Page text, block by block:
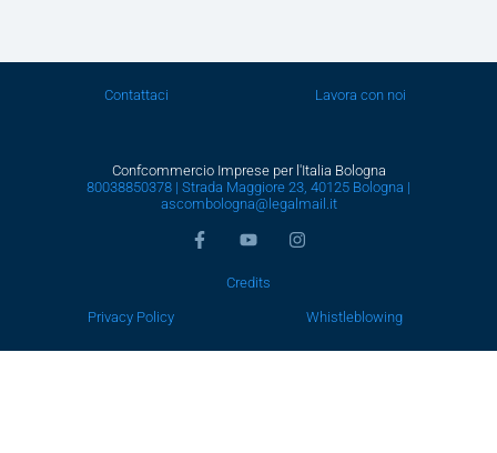
Contattaci Lavora con noi
Confcommercio Imprese per l'Italia Bologna
80038850378 | Strada Maggiore 23, 40125 Bologna |
ascombologna@legalmail.it
Credits
Privacy Policy Whistleblowing